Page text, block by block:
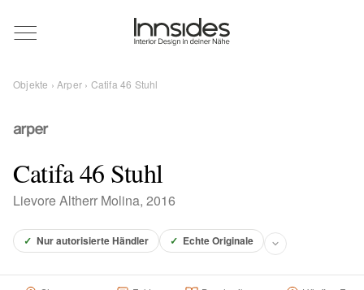
Magazin
Showrooms
Objekte ›Arper › Catifa 46 Stuhl
Catifa 46 Stuhl
Lievore Altherr Molina, 2016
✓ Nur autorisierte Händler ✓ Echte Originale